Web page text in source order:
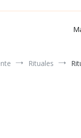
Rituales